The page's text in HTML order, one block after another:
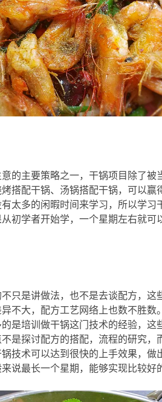
的主要策略之一，干锅项目除了被
搭配干锅、汤锅搭配干锅，可以赢
太多的闲暇时间来学习，所以学习
初学者开始学，一个星期左右就可
只是讲做法，也不是去谈配方，这
不大，配方工艺网络上也数不胜数
是培训做干锅这门技术的经验，这
是探讨配方的搭配，流程的研究，
技术可以达到很快的上手效果，做
说最长一个星期，能够实现比较好